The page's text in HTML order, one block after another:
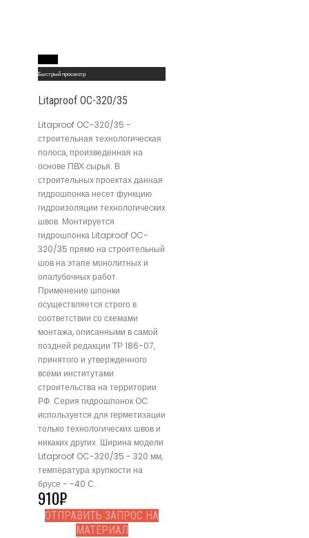
Быстрый просмотр
Litaproof OC-320/35
Litaproof OC-320/35 -
строительная технологическая
полоса, произведенная на
основе ПВХ сырья. В
строительных проектах данная
гидрошпонка несет функцию
гидроизоляции технологических
швов. Монтируется
гидрошпонка Litaproof OC-
320/35 прямо на строительный
шов на этапе монолитных и
опалубочных работ.
Применение шпонки
осуществляется строго в
соответствии со схемами
монтажа, описанными в самой
поздней редакции ТР 186-07,
принятого и утвержденного
всеми институтами
строительства на территории
РФ. Серия гидрошпонок OC
используется для герметизации
только технологических швов и
никаких других. Ширина модели
Litaproof OC-320/35 - 320 мм,
температура хрупкости на
брусе - -40 С.
910₽
ОТПРАВИТЬ ЗАПРОС НА
МАТЕРИАЛ